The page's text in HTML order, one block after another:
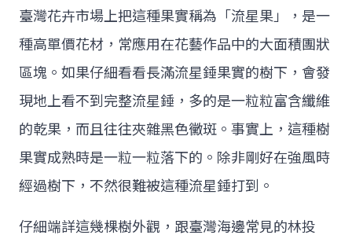
臺灣花卉市場上把這種果實稱為「流星果」，是一
種高單價花材，常應用在花藝作品中的大面積團狀
區塊。如果仔細看看長滿流星錘果實的樹下，會發
現地上看不到完整流星錘，多的是一粒粒富含纖維
的乾果，而且往往夾雜黑色黴斑。事實上，這種樹
果實成熟時是一粒一粒落下的。除非剛好在強風時
經過樹下，不然很難被這種流星錘打到。
仔細端詳這幾棵樹外觀，跟臺灣海邊常見的林投